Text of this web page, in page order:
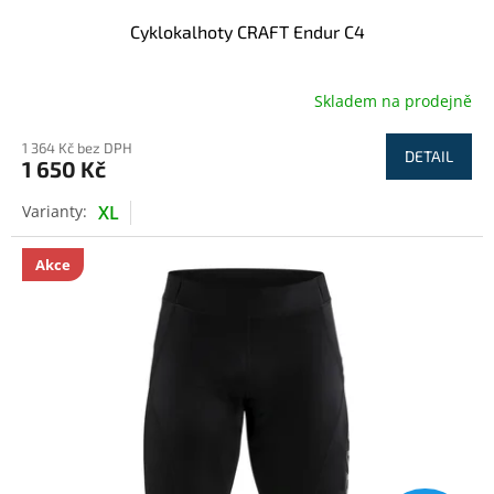
Cyklokalhoty CRAFT Endur C4
Skladem na prodejně
1 364 Kč bez DPH
1 650 Kč DETAIL
XL
Akce